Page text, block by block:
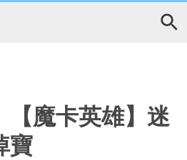
【魔卡英雄】迷
寶